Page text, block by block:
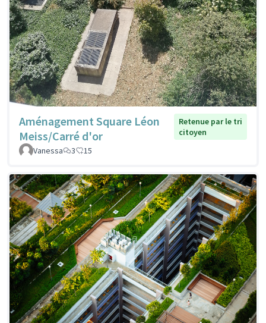
Aménagement Square Léon
Meiss/Carré d'or
Retenue par le tri
citoyen
Vanessa
3 15